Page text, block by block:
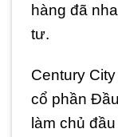
hàng đã
tư.
Century
cổ phần
làm chủ